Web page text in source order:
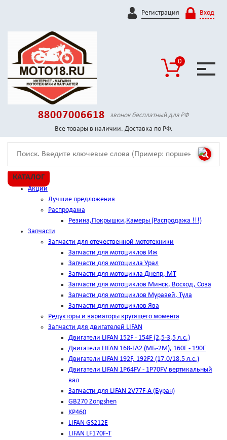
Регистрация Вход
0
88007006618
звонок бесплатный для РФ
Все товары в наличии. Доставка по РФ.
КАТАЛОГ
Акции
Лучшие предложения
Распродажа
Резина,Покрышки,Камеры (Распродажа !!!)
Запчасти
Запчасти для отечественной мототехники
Запчасти для мотоциклов Иж
Запчасти для мотоцикла Урал
Запчасти для мотоцикла Днепр, МТ
Запчасти для мотоциклов Минск, Восход, Сова
Запчасти для мотоциклов Муравей, Тула
Запчасти для мотоциклов Ява
Редукторы и вариаторы крутящего момента
Запчасти для двигателей LIFAN
Двигатели LIFAN 152F - 154F (2,5-3,5 л.с.)
Двигатели LIFAN 168-FA2 (МБ-2М), 160F - 190F
Двигатели LIFAN 192F, 192F2 (17.0/18.5 л.с.)
Двигатели LIFAN 1Р64FV - 1Р70FV вертикальный
вал
Запчасти для LIFAN 2V77F-A (Буран)
GB270 Zongshen
KP460
LIFAN GS212E
LIFAN LF170F-T